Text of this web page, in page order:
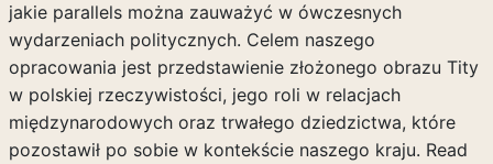
jakie parallels można zauważyć w ówczesnych
wydarzeniach politycznych. Celem naszego
opracowania jest przedstawienie złożonego obrazu Tity
w polskiej rzeczywistości, jego roli w relacjach
międzynarodowych oraz trwałego dziedzictwa, które
pozostawił po sobie w kontekście naszego kraju. Read